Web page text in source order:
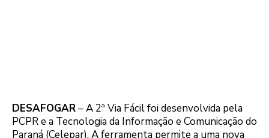
DESAFOGAR– A 2ª Via Fácil foi desenvolvida pela
PCPR e a Tecnologia da Informação e Comunicação do
Paraná (Celepar). A ferramenta permite a uma nova